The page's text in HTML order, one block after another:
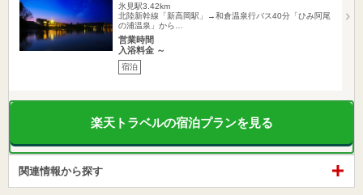
氷見駅3.42km
北陸新幹線「新高岡駅」→和倉温泉行バス40分「ひみ阿尾
の浦温泉」から…
営業時間
入浴料金 ～
宿泊
楽天トラベルの宿泊プランを見る
関連情報から探す